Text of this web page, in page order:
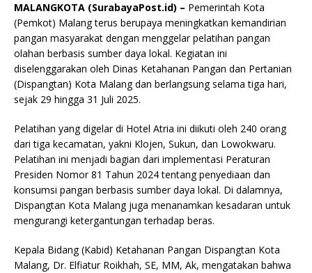
MALANGKOTA (SurabayaPost.id) – Pemerintah Kota
(Pemkot) Malang terus berupaya meningkatkan kemandirian
pangan masyarakat dengan menggelar pelatihan pangan
olahan berbasis sumber daya lokal. Kegiatan ini
diselenggarakan oleh Dinas Ketahanan Pangan dan Pertanian
(Dispangtan) Kota Malang dan berlangsung selama tiga hari,
sejak 29 hingga 31 Juli 2025.
Pelatihan yang digelar di Hotel Atria ini diikuti oleh 240 orang
dari tiga kecamatan, yakni Klojen, Sukun, dan Lowokwaru.
Pelatihan ini menjadi bagian dari implementasi Peraturan
Presiden Nomor 81 Tahun 2024 tentang penyediaan dan
konsumsi pangan berbasis sumber daya lokal. Di dalamnya,
Dispangtan Kota Malang juga menanamkan kesadaran untuk
mengurangi ketergantungan terhadap beras.
Kepala Bidang (Kabid) Ketahanan Pangan Dispangtan Kota
Malang, Dr. Elfiatur Roikhah, SE, MM, Ak, mengatakan bahwa